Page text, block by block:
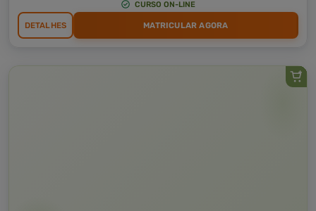
CURSO ON-LINE
DETALHES MATRICULAR AGORA